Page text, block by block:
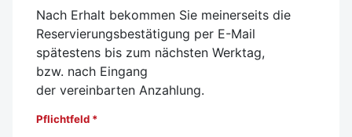
Nach Erhalt bekommen Sie meinerseits die
Reservierungsbestätigung per E-Mail
spätestens bis zum nächsten Werktag,
bzw. nach Eingang
der vereinbarten Anzahlung.
Pflichtfeld *